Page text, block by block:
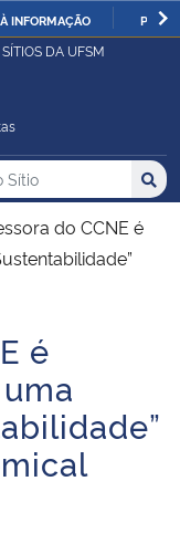
INFORMAÇÃO
SÍTIOS DA UFSM
no no Sítio
do CCNE é
é